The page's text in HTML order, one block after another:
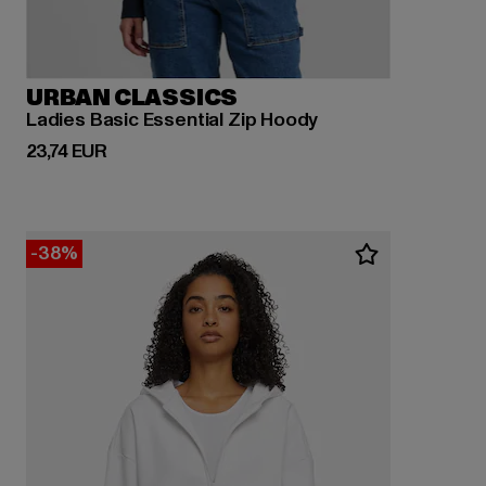
URBAN CLASSICS
Ladies Basic Essential Zip Hoody
23,74 EUR
Derzeitiger Preis: 23,74 EUR
-38%